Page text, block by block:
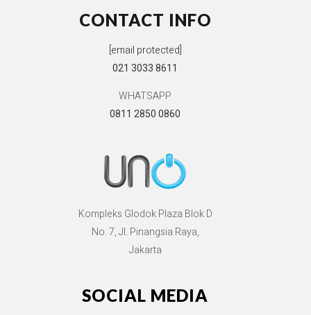
CONTACT INFO
[email protected]
021 3033 8611
WHATSAPP
0811 2850 0860
Kompleks Glodok Plaza Blok D
No. 7, Jl. Pinangsia Raya,
Jakarta
SOCIAL MEDIA